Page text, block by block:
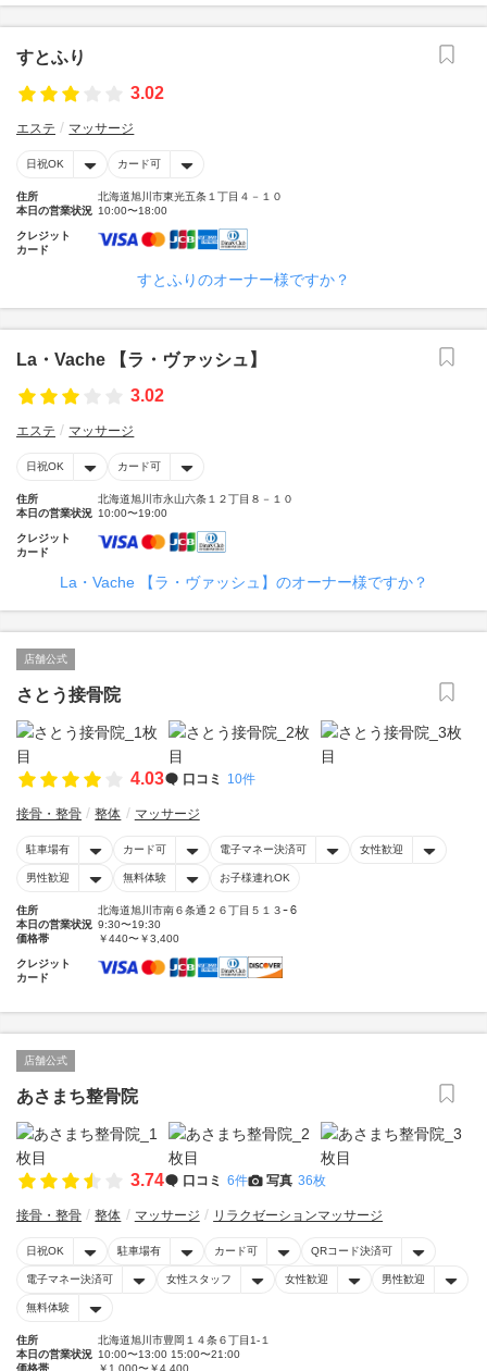
すとふり
3.02
エステ マッサージ
日祝OK カード可
住所
北海道旭川市東光五条１丁目４－１０
本日の営業状況 10:00〜18:00
クレジット
カード
すとふりのオーナー様ですか？
La・Vache 【ラ・ヴァッシュ】
3.02
エステ マッサージ
日祝OK カード可
住所
北海道旭川市永山六条１２丁目８－１０
本日の営業状況 10:00〜19:00
クレジット
カード
La・Vache 【ラ・ヴァッシュ】のオーナー様ですか？
店舗公式
さとう接骨院
4.03 口コミ 10件
接骨・整骨 整体 マッサージ
駐車場有 カード可 電子マネー決済可 女性歓迎
男性歓迎 無料体験 お子様連れOK
住所
北海道旭川市南６条通２６丁目５１３ｰ６
本日の営業状況 9:30〜19:30
価格帯
￥440〜￥3,400
クレジット
カード
店舗公式
あさまち整骨院
3.74 口コミ 6件 写真 36枚
接骨・整骨 整体 マッサージ リラクゼーションマッサージ
日祝OK 駐車場有 カード可 QRコード決済可
電子マネー決済可 女性スタッフ 女性歓迎 男性歓迎
無料体験
住所
北海道旭川市豊岡１４条６丁目1-１
本日の営業状況 10:00〜13:00 15:00〜21:00
価格帯
￥1,000〜￥4,400